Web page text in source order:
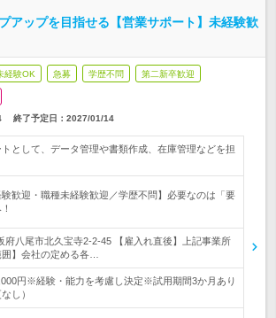
アップを目指せる【営業サポート】未経験歓
経験OK 急募 学歴不問 第二新卒歓迎
終了予定日： 2027/01/14
として、データ管理や書類作成、在庫管理などを担
験歓迎・職種未経験歓迎／学歴不問】必要なのは「要
府八尾市北久宝寺2-2-45 【雇入れ直後】上記事業所
囲】会社の定める各…
円※経験・能力を考慮し決定※試用期間3か月あり
し）